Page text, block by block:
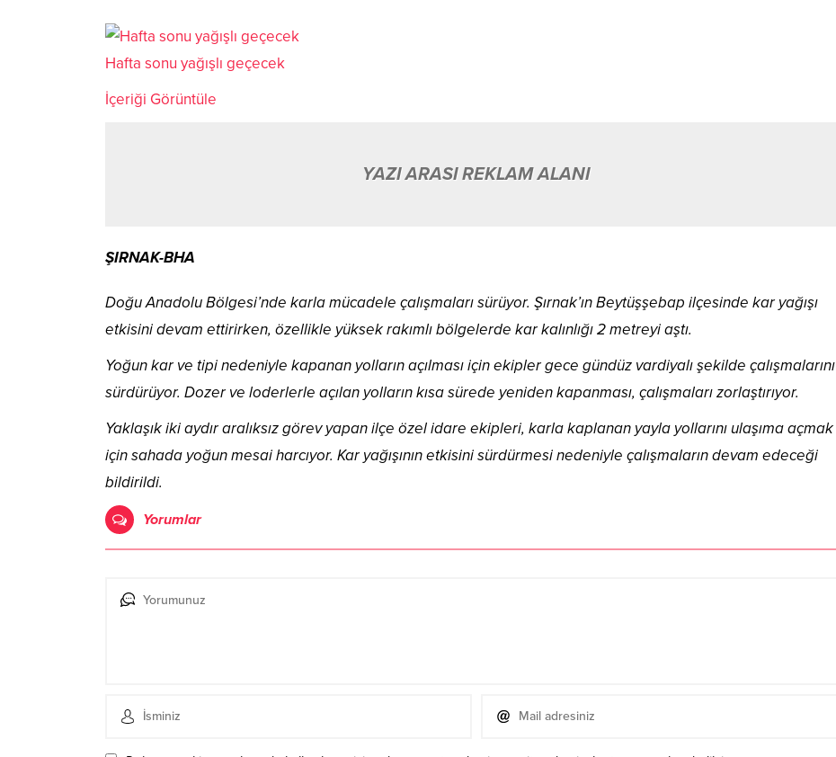
Hafta sonu yağışlı geçecek
İçeriği Görüntüle
YAZI ARASI REKLAM ALANI
ŞIRNAK-BHA
Doğu Anadolu Bölgesi’nde karla mücadele çalışmaları sürüyor. Şırnak’ın Beytüşşebap ilçesinde kar yağışı
etkisini devam ettirirken, özellikle yüksek rakımlı bölgelerde kar kalınlığı 2 metreyi aştı.
Yoğun kar ve tipi nedeniyle kapanan yolların açılması için ekipler gece gündüz vardiyalı şekilde çalışmalarını
sürdürüyor. Dozer ve loderlerle açılan yolların kısa sürede yeniden kapanması, çalışmaları zorlaştırıyor.
Yaklaşık iki aydır aralıksız görev yapan ilçe özel idare ekipleri, karla kaplanan yayla yollarını ulaşıma açmak
için sahada yoğun mesai harcıyor. Kar yağışının etkisini sürdürmesi nedeniyle çalışmaların devam edeceği
bildirildi.
Yorumlar